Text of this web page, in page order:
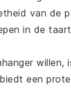
van de
in de
willen,
biedt een